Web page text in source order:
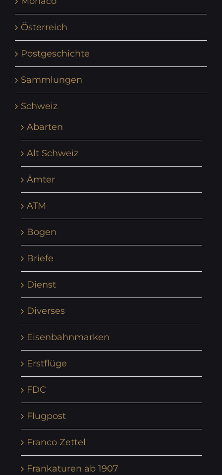
Österreich
Postgeschichte
Sammlungen
Schweiz
Abarten
Alt Schweiz
Ämter
ATM
Bogen
Briefe
Dienst
Diverses
Eisenbahnmarken
Erstflüge
FDC
Flugpost
Franco Zettel
Frankaturen ab 1907